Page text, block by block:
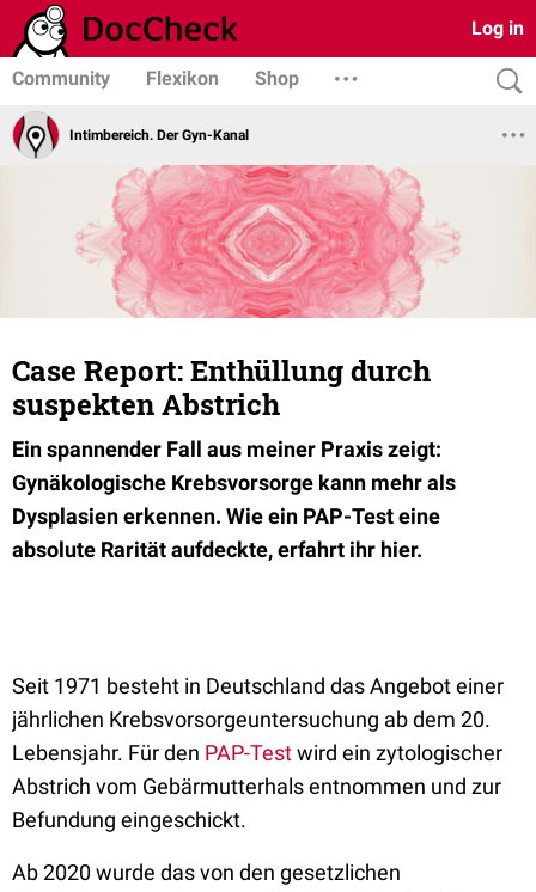
Log in
Community Flexikon Shop
Intimbereich. Der Gyn-Kanal
Case Report: Enthüllung durch
suspekten Abstrich
Ein spannender Fall aus meiner Praxis zeigt:
Gynäkologische Krebsvorsorge kann mehr als
Dysplasien erkennen. Wie ein PAP-Test eine
absolute Rarität aufdeckte, erfahrt ihr hier.
Seit 1971 besteht in Deutschland das Angebot einer
jährlichen Krebsvorsorgeuntersuchung ab dem 20.
Lebensjahr. Für den PAP-Testwird ein zytologischer
Abstrich vom Gebärmutterhals entnommen und zur
Befundung eingeschickt.
Ab 2020 wurde das von den gesetzlichen